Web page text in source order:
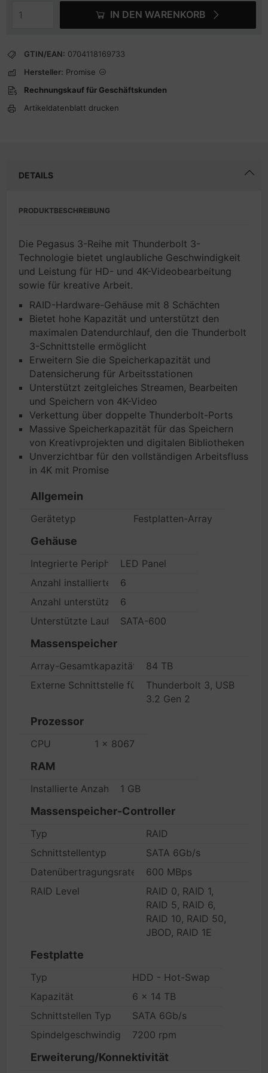
IN DEN WARENKORB
GTIN/EAN: 0704118169733
Hersteller: Promise
Rechnungskauf für Geschäftskunden
Artikeldatenblatt drucken
DETAILS
PRODUKTBESCHREIBUNG
Die Pegasus 3-Reihe mit Thunderbolt 3-
Technologie bietet unglaubliche Geschwindigkeit
und Leistung für HD- und 4K-Videobearbeitung
sowie für kreative Arbeit.
RAID-Hardware-Gehäuse mit 8 Schächten
Bietet hohe Kapazität und unterstützt den
maximalen Datendurchlauf, den die Thunderbolt
3-Schnittstelle ermöglicht
Erweitern Sie die Speicherkapazität und
Datensicherung für Arbeitsstationen
Unterstützt zeitgleiches Streamen, Bearbeiten
und Speichern von 4K-Video
Verkettung über doppelte Thunderbolt-Ports
Massive Speicherkapazität für das Speichern
von Kreativprojekten und digitalen Bibliotheken
Unverzichtbar für den vollständigen Arbeitsfluss
in 4K mit Promise
Allgemein
Gerätetyp Festplatten-Array
Gehäuse
Integrierte Peripheriegeräte
LED Panel
Anzahl installierter Peripheriegeräte/Module
6
Anzahl unterstützter Peripheriegeräte/Module
6
Unterstützte LaufwerkeSATA-600
Massenspeicher
Array-Gesamtkapazität
84 TB
Externe Schnittstelle für HDD-Array
Thunderbolt 3, USB
3.2 Gen 2
Prozessor
CPU 1 x 8067
RAM
Installierte Anzahl 1 GB
Massenspeicher-Controller
Typ
RAID
Schnittstellentyp
SATA 6Gb/s
Datenübertragungsrate
600 MBps
RAID Level
RAID 0, RAID 1,
RAID 5, RAID 6,
RAID 10, RAID 50,
JBOD, RAID 1E
Festplatte
Typ
HDD - Hot-Swap
Kapazität
6 x 14 TB
Schnittstellen Typ
SATA 6Gb/s
Spindelgeschwindigkeit7200 rpm
Erweiterung/Konnektivität